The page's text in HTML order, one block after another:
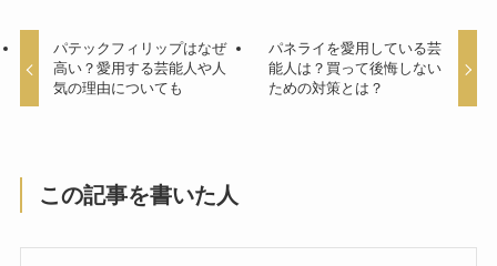
パテックフィリップはなぜ
高い？愛用する芸能人や人
気の理由についても
パネライを愛用している芸
能人は？買って後悔しない
ための対策とは？
この記事を書いた人